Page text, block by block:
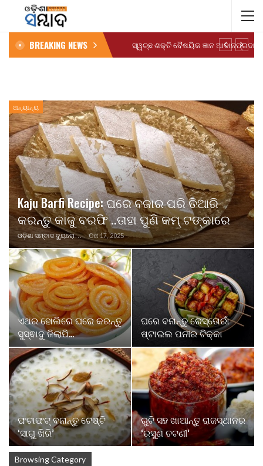
BREAKING NEWS
ଅନ୍ୟାନ୍ୟ
Kaju Barfi Recipe: ଘରେ ବଜାର ପରି ତିଆରି
କରନ୍ତୁ କାଜୁ ବରଫି ..ତାହା ପୁଣି କମ୍ ଟଙ୍କାରେ
ଓଡ଼ିଶା ସମ୍ବାଦ ବ୍ୟୁରୋ Oct 17, 2025
ଏଥର ହୋଲିରେ ଘରେ କରନ୍ତୁ
ସୁସ୍ଵାଦୁ ଜିଲାପି…
ଘରେ ବନାନ୍ତୁ ରେସ୍ତୋରାଁ
ଷ୍ଟାଇଲ ପନୀର ଟିକ୍କା
ଫଟାଫଟ୍ ବନାନ୍ତୁ ଟେଷ୍ଟି
‘ସାଗୁ ଖିରି’
ରୁଟି ସହ ଖାଆନ୍ତୁ ରାଜସ୍ଥାନର
‘ରସୁଣ ଚଟଣୀ’
Browsing Category